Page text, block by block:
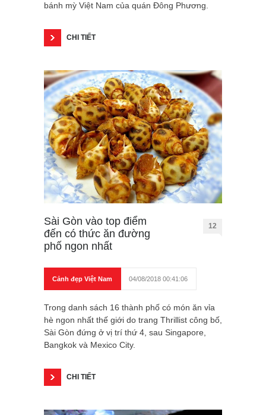
bánh mỳ Việt Nam của quán Đông Phương.
CHI TIẾT
Sài Gòn vào top điểm
đến có thức ăn đường
phố ngon nhất
12
Cảnh đẹp Việt Nam 04/08/2018 00:41:06
Trong danh sách 16 thành phố có món ăn vỉa
hè ngon nhất thế giới do trang Thrillist công bố,
Sài Gòn đứng ở vị trí thứ 4, sau Singapore,
Bangkok và Mexico City.
CHI TIẾT